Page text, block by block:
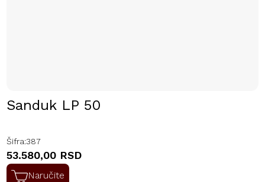
Sanduk LP 50
Šifra:387
53.580,00 RSD
Naručite